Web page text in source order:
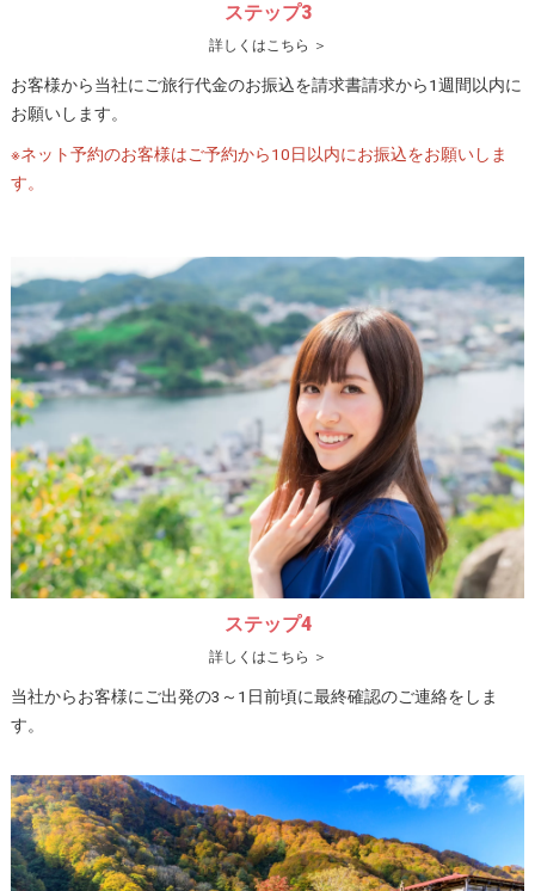
ステップ3
詳しくはこちら ＞
お客様から当社にご旅行代金のお振込を請求書請求から1週間以内に
お願いします。
※ネット予約のお客様はご予約から10日以内にお振込をお願いしま
す。
ステップ4
詳しくはこちら ＞
当社からお客様にご出発の3～1日前頃に最終確認のご連絡をしま
す。